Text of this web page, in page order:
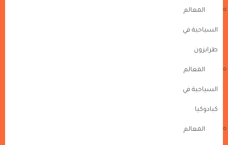
المعالم
السياحية في
طرابزون
المعالم
السياحية في
كبادوكيا
المعالم